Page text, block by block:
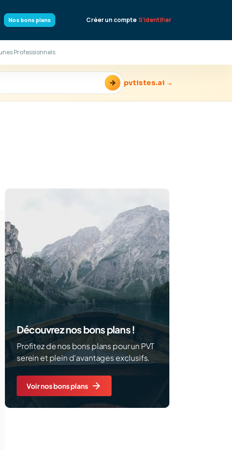
Nos bons plans Créer un compte S'identifier
Professionnels
→ pvtistes.ai →
Découvrez nos bons plans !
Profitez de nos bons plans pour un PVT
serein et plein d’avantages exclusifs.
Voir nos bons plans